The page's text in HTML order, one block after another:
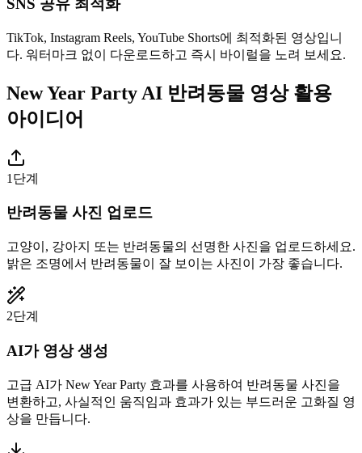
SNS 공유 최적화
TikTok, Instagram Reels, YouTube Shorts에 최적화된 영상입니
다. 워터마크 없이 다운로드하고 즉시 바이럴을 노려 보세요.
New Year Party AI 반려동물 영상 활용
아이디어
1단계
반려동물 사진 업로드
고양이, 강아지 또는 반려동물의 선명한 사진을 업로드하세요.
밝은 조명에서 반려동물이 잘 보이는 사진이 가장 좋습니다.
2단계
AI가 영상 생성
고급 AI가 New Year Party 효과를 사용하여 반려동물 사진을
변환하고, 사실적인 움직임과 효과가 있는 부드러운 고화질 영
상을 만듭니다.